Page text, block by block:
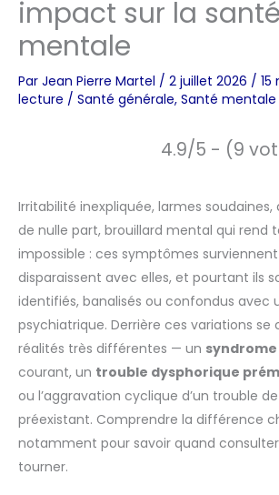
impact sur la santé
mentale
Par Jean Pierre Martel / 2 juillet 2026 /
lecture / Santé générale, Santé mentale
4.9/5 - (9
Irritabilité inexpliquée, larmes
de nulle part, brouillard mental qui rend
impossible : ces symptômes
disparaissent avec elles, et pourtant ils
identifiés, banalisés ou confondus avec
psychiatrique. Derrière ces variations se
réalités très différentes — un
courant, un trouble dysphorique
ou l’aggravation cyclique d’un trouble
préexistant. Comprendre la différence
notamment pour savoir quand
tourner.